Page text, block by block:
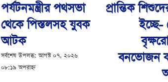
পর্যটনমন্ত্রীর পথসভা
থেকে পিস্তলসহ যুবক
আটক
সর্বশেষ উপলব্ধ:আগস্ট ০৭, ২০২৬
০৮:১৯ অপরাহ্ন
প্রান্তিক
ইচ্ছে-
বনভোজন